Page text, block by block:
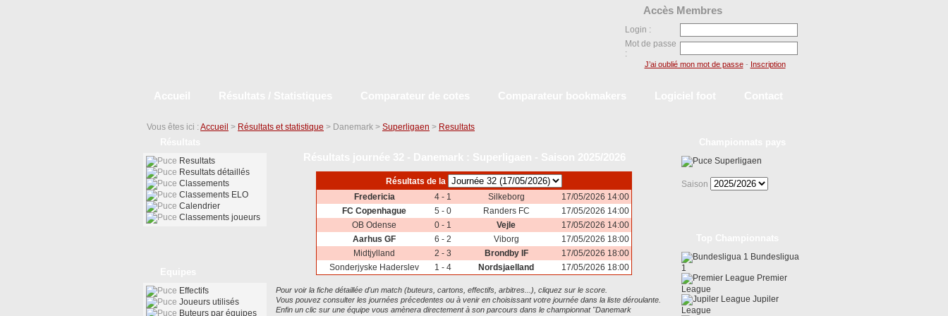
Vous êtes ici : Accueil > Résultats et statistique > Danemark > Superligaen > Resultats
Résultats de la
Fredericia
4 - 1 Silkeborg
17/05/2026 14:00
FC Copenhague
5 - 0 Randers FC
17/05/2026 14:00
OB Odense
0 - 1 Vejle
17/05/2026 14:00
Aarhus GF
6 - 2 Viborg
17/05/2026 18:00
Midtjylland
2 - 3 Brondby IF
17/05/2026 18:00
Sonderjyske Haderslev
1 - 4 Nordsjaelland 17/05/2026 18:00
Pour voir la fiche détaillée d'un match (buteurs, cartons, effectifs, arbitres...), cliquez sur le score.
Vous pouvez consulter les journées précedentes ou à venir en choisissant votre journée dans la liste déroulante.
Enfin un clic sur une équipe vous amènera directement à son parcours dans le championnat "Danemark
Resultats
Resultats détaillés
Classements
Classements ELO
Calendrier
Classements joueurs
Effectifs
Joueurs utilisés
Buteurs par équipes
Superligaen
Saison
Bundesligua
1
Premier
League
Jupiler
League
Accès Membres
Login :
Mot de passe
:
J’ai oublié mon mot de passe- Inscription